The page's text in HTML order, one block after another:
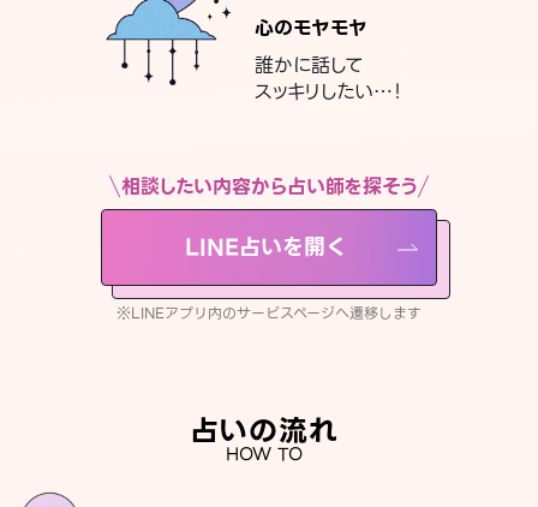
心のモヤモヤ
誰かに話して
スッキリしたい…！
相談したい内容から占い師を探そう
LINE占いを開く
※LINEアプリ内のサービスページへ遷移します
占いの流れ
HOW TO